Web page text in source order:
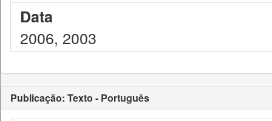
Data
2006, 2003
Publicação: Texto - Português